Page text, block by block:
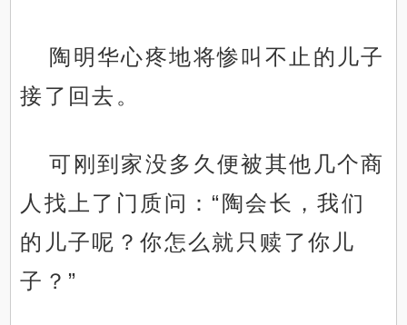
陶明华心疼地将惨叫不止的儿子
接了回去。
可刚到家没多久便被其他几个商
人找上了门质问：“陶会长，我们
的儿子呢？你怎么就只赎了你儿
子？”